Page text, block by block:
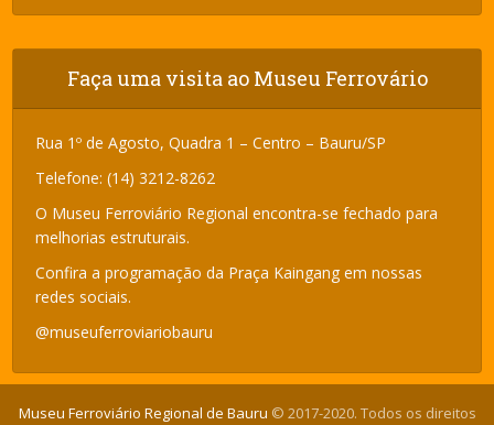
Faça uma visita ao Museu Ferrovário
Rua 1º de Agosto, Quadra 1 – Centro – Bauru/SP
Telefone: (14) 3212-8262
O Museu Ferroviário Regional encontra-se fechado para
melhorias estruturais.
Confira a programação da Praça Kaingang em nossas
redes sociais.
@museuferroviariobauru
Museu Ferroviário Regional de Bauru © 2017-2020. Todos os direitos